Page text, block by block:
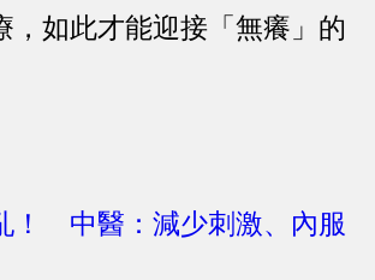
，如此才能迎接「無癢」的
！ 中醫：減少刺激、內服